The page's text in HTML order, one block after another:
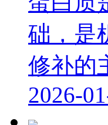
础，是
修补的
2026-